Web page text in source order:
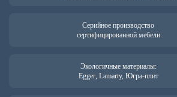
Серийное производство
сертифицированной мебели
Экологичные материалы:
Egger, Lamarty, Югра-плит